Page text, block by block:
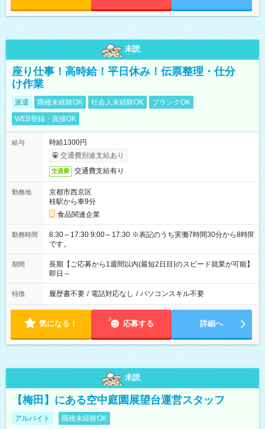
未読
座り仕事！高時給！平日休み！伝票整理・仕分
け作業
派遣 職種未経験OK 社会人未経験OK
ブランクOK
WEB登録・面接OK
給与
時給1300円
交通費別途支給あり
交通費 交通費支給有り
勤務地
京都市西京区
桂駅から車9分
食品関連企業
勤務時間
8:30～17:30 9:00～17:30 ※表記のうち実働7時間30分から8時間
です。
期間
長期【ご応募から1週間以内(最短2日目)のスピード就業が可能】
即日～
特徴 履歴書不要 / 電話対応なし / パソコンスキル不要
気になる！ 応募する 詳細へ
未読
【梅田】にある空中庭園展望台運営スタッフ
アルバイト 職種未経験OK